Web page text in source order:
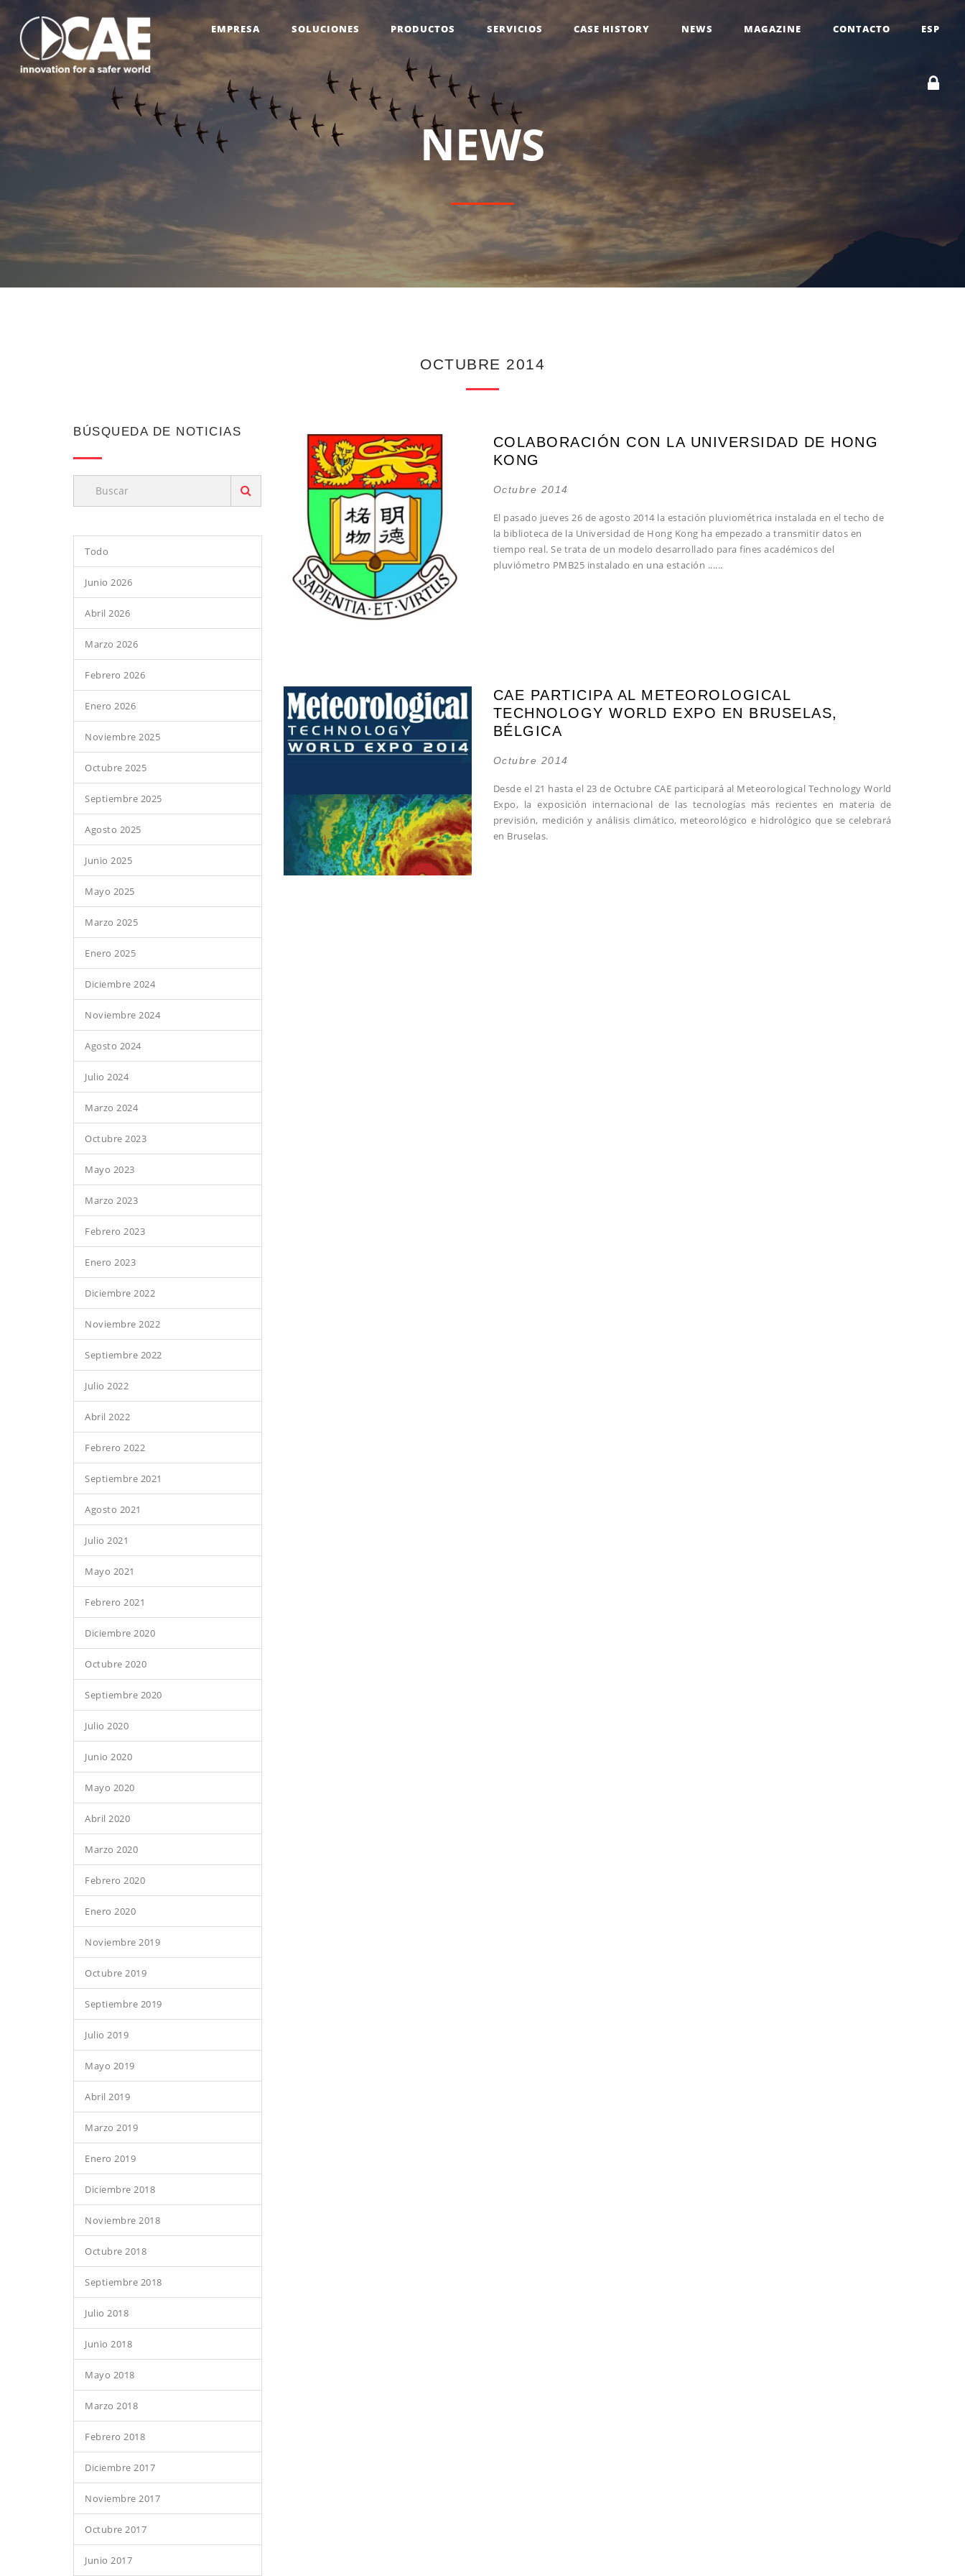
EMPRESA SOLUCIONES PRODUCTOS SERVICIOS CASE HISTORY NEWS MAGAZINE CONTACTO ESP
NEWS
OCTUBRE 2014
BÚSQUEDA DE NOTICIAS
Todo
Junio 2026
Abril 2026
Marzo 2026
Febrero 2026
Enero 2026
Noviembre 2025
Octubre 2025
Septiembre 2025
Agosto 2025
Junio 2025
Mayo 2025
Marzo 2025
Enero 2025
Diciembre 2024
Noviembre 2024
Agosto 2024
Julio 2024
Marzo 2024
Octubre 2023
Mayo 2023
Marzo 2023
Febrero 2023
Enero 2023
Diciembre 2022
Noviembre 2022
Septiembre 2022
Julio 2022
Abril 2022
Febrero 2022
Septiembre 2021
Agosto 2021
Julio 2021
Mayo 2021
Febrero 2021
Diciembre 2020
Octubre 2020
Septiembre 2020
Julio 2020
Junio 2020
Mayo 2020
Abril 2020
Marzo 2020
Febrero 2020
Enero 2020
Noviembre 2019
Octubre 2019
Septiembre 2019
Julio 2019
Mayo 2019
Abril 2019
Marzo 2019
Enero 2019
Diciembre 2018
Noviembre 2018
Octubre 2018
Septiembre 2018
Julio 2018
Junio 2018
Mayo 2018
Marzo 2018
Febrero 2018
Diciembre 2017
Noviembre 2017
Octubre 2017
Junio 2017
COLABORACIÓN CON LA UNIVERSIDAD DE HONG
KONG
Octubre 2014
El pasado jueves 26 de agosto 2014 la estación pluviométrica instalada en el techo de
la biblioteca de la Universidad de Hong Kong ha empezado a transmitir datos en
tiempo real. Se trata de un modelo desarrollado para fines académicos del
pluviómetro PMB25 instalado en una estación ......
CAE PARTICIPA AL METEOROLOGICAL
TECHNOLOGY WORLD EXPO EN BRUSELAS,
BÉLGICA
Octubre 2014
Desde el 21 hasta el 23 de Octubre CAE participará al Meteorological Technology World
Expo, la exposición internacional de las tecnologías más recientes en materia de
previsión, medición y análisis climático, meteorológico e hidrológico que se celebrará
en Bruselas.